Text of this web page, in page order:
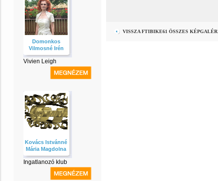
Domonkos
Vilmosné Irén
Vivien Leigh
Kovács Istvánné
Mária Magdolna
Ingatlanozó klub
VISSZA FTIBIKE61 ÖSSZES